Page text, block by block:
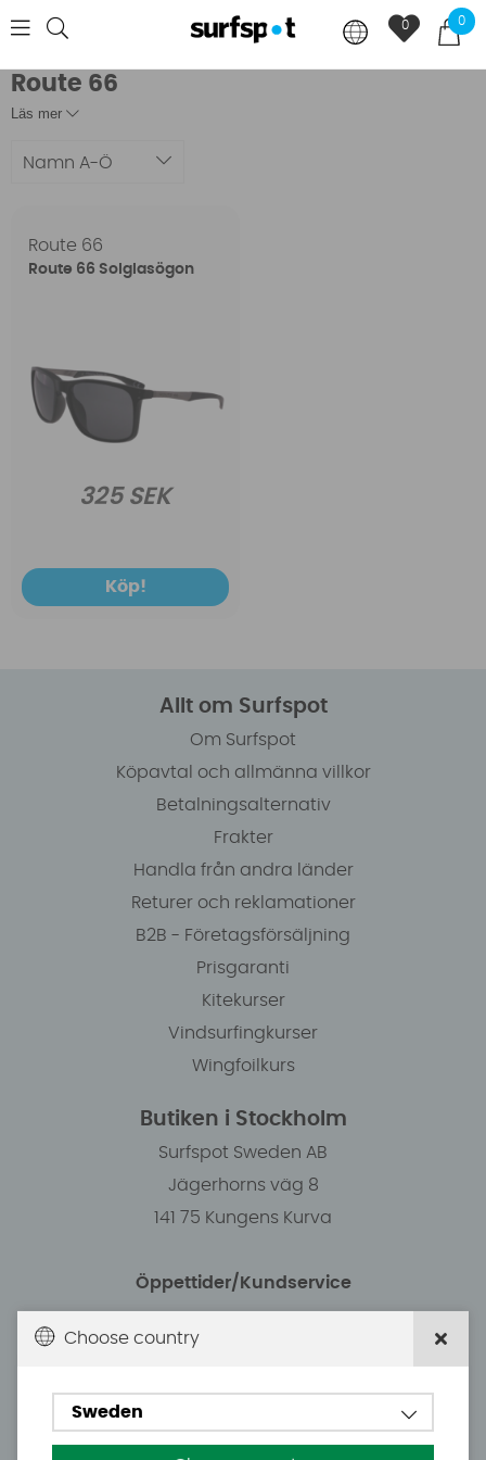
0
0
Route 66
Läs mer
Namn A-Ö
Route 66
Route 66 Solglasögon
325 SEK
Köp!
Allt om Surfspot
Om Surfspot
Köpavtal och allmänna villkor
Betalningsalternativ
Frakter
Handla från andra länder
Returer och reklamationer
B2B - Företagsförsäljning
Prisgaranti
Kitekurser
Vindsurfingkurser
Wingfoilkurs
Butiken i Stockholm
Surfspot Sweden AB
Jägerhorns väg 8
141 75 Kungens Kurva
Öppettider/Kundservice
Måndag: 11.00-18.30
Torsdag: 11.00-18.30
Choose country
Sweden